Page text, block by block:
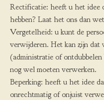
Rectificatie: heeft u het idee
hebben? Laat het ons dan
Vergetelheid: u kunt de
verwijderen. Het kan zijn dat
(administratie of
nog wel moeten verwerken.
Beperking: heeft u het idee
onrechtmatig of onjuist